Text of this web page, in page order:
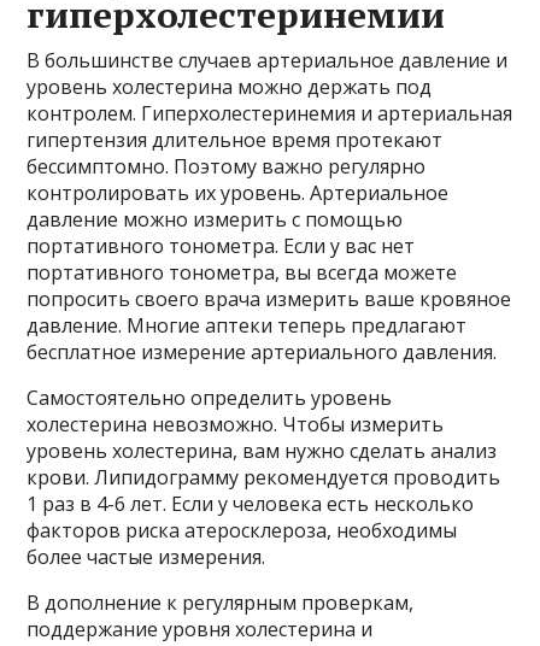
гиперхолестеринемии
В большинстве случаев артериальное давление и
уровень холестерина можно держать под
контролем. Гиперхолестеринемия и артериальная
гипертензия длительное время протекают
бессимптомно. Поэтому важно регулярно
контролировать их уровень. Артериальное
давление можно измерить с помощью
портативного тонометра. Если у вас нет
портативного тонометра, вы всегда можете
попросить своего врача измерить ваше кровяное
давление. Многие аптеки теперь предлагают
бесплатное измерение артериального давления.
Самостоятельно определить уровень
холестерина невозможно. Чтобы измерить
уровень холестерина, вам нужно сделать анализ
крови. Липидограмму рекомендуется проводить
1 раз в 4-6 лет. Если у человека есть несколько
факторов риска атеросклероза, необходимы
более частые измерения.
В дополнение к регулярным проверкам,
поддержание уровня холестерина и